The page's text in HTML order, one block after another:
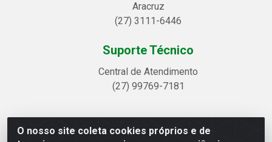
O nosso site coleta cookies próprios e de
Aracruz
(27) 3111-6446
Suporte Técnico
Central de Atendimento
(27) 99769-7181
Linhavix Distribuidora LTDA - Avenida Alegre, 2521 -